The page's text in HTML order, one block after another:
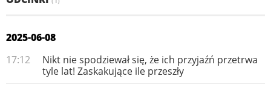
2025-06-08
17:12
Nikt nie spodziewał się, że ich przyjaźń przetrwa
tyle lat! Zaskakujące ile przeszły